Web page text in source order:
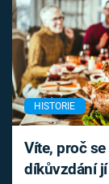
HISTORIE
Víte, proč se
díkůvzdání